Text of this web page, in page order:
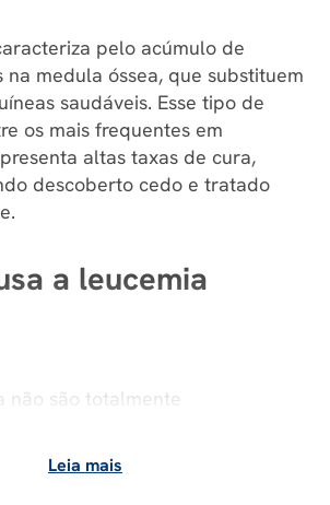
pelo acúmulo de
na medula óssea, que substituem
saudáveis. Esse tipo de
os mais frequentes em
altas taxas de cura,
descoberto cedo e tratado
a leucemia
não são totalmente
que podem aumentar a
ter a doença, entre eles:
Leia mais